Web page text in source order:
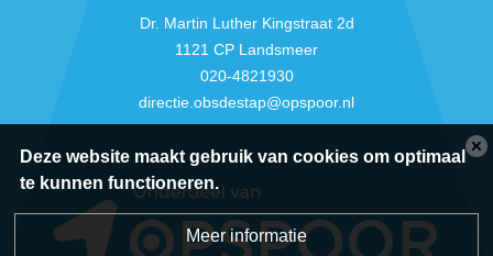
Dr. Martin Luther Kingstraat 2d
1121 CP Landsmeer
020-4821930
directie.obsdestap@opspoor.nl
Deze website maakt gebruik van cookies om optimaal
te kunnen functioneren.
Meer informatie